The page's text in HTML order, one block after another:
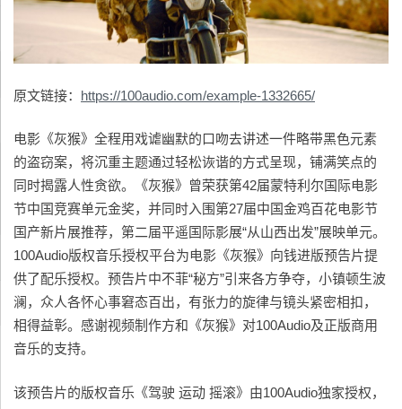
原文链接： https://100audio.com/example-1332665/
电影《灰猴》全程用戏谑幽默的口吻去讲述一件略带黑色元素
的盗窃案，将沉重主题通过轻松诙谐的方式呈现，铺满笑点的
同时揭露人性贪欲。《灰猴》曾荣获第42届蒙特利尔国际电影
节中国竞赛单元金奖，并同时入围第27届中国金鸡百花电影节
国产新片展推荐，第二届平遥国际影展“从山西出发”展映单元。
100Audio版权音乐授权平台为电影《灰猴》向钱进版预告片提
供了配乐授权。预告片中不菲“秘方”引来各方争夺，小镇顿生波
澜，众人各怀心事窘态百出，有张力的旋律与镜头紧密相扣，
相得益彰。感谢视频制作方和《灰猴》对100Audio及正版商用
音乐的支持。
该预告片的版权音乐《驾驶 运动 摇滚》由100Audio独家授权，